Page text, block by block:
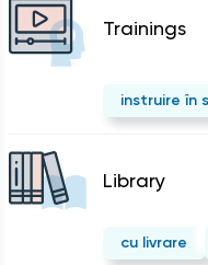
Trainings
instruire în
Library
cu livrare